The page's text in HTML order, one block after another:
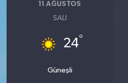
11 AĞUSTOS
SALI
24°
Güneşli